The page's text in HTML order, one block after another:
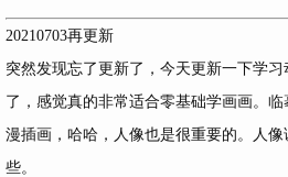
20210703再更新
突然发现忘了更新了，今天更新一下学
了，感觉真的非常适合零基础学画画。
漫插画，哈哈，人像也是很重要的。人
些。